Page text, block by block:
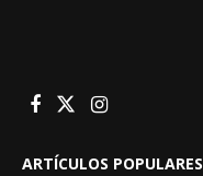
ARTÍCULOS POPULARES